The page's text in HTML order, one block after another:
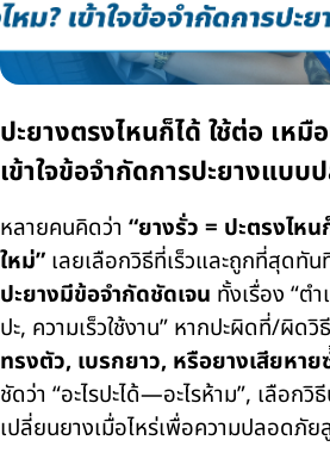
ปะยางตรงไหนก็ได้ ใช้ต่อ เหมื
เข้าใจข้อจำกัดการปะยางแบบ
หลายคนคิดว่า “ยางรั่ว = ปะตรงไห
ใหม่” เลยเลือกวิธีที่เร็วและถูกที่สุดทั
ปะยางมีข้อจำกัดชัดเจน ทั้งเรื่อง “ต
ปะ, ความเร็วใช้งาน” หากปะผิดที่/ผิดวิ
ทรงตัว, เบรกยาว, หรือยางเสียหาย
ชัดว่า “อะไรปะได้—อะไรห้าม”, เลือกวิ
เปลี่ยนยางเมื่อไหร่เพื่อความปลอดภัย